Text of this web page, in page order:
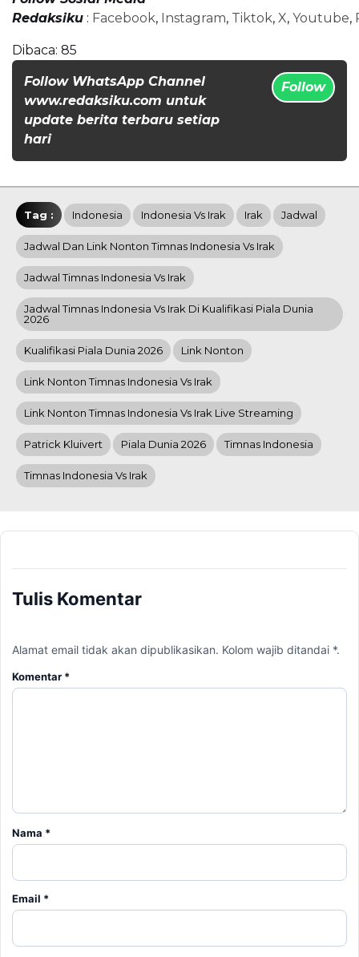
Redaksiku : Facebook, Instagram, Tiktok, X, Youtube,
Dibaca: 85
Follow WhatsApp Channel
www.redaksiku.com untuk
update berita terbaru setiap
hari
Follow
Tag : Indonesia Indonesia Vs Irak Irak Jadwal
Jadwal Dan Link Nonton Timnas Indonesia Vs Irak
Jadwal Timnas Indonesia Vs Irak
Jadwal Timnas Indonesia Vs Irak Di Kualifikasi Piala Dunia
2026
Kualifikasi Piala Dunia 2026 Link Nonton
Link Nonton Timnas Indonesia Vs Irak
Link Nonton Timnas Indonesia Vs Irak Live Streaming
Patrick Kluivert Piala Dunia 2026 Timnas Indonesia
Timnas Indonesia Vs Irak
Tulis Komentar